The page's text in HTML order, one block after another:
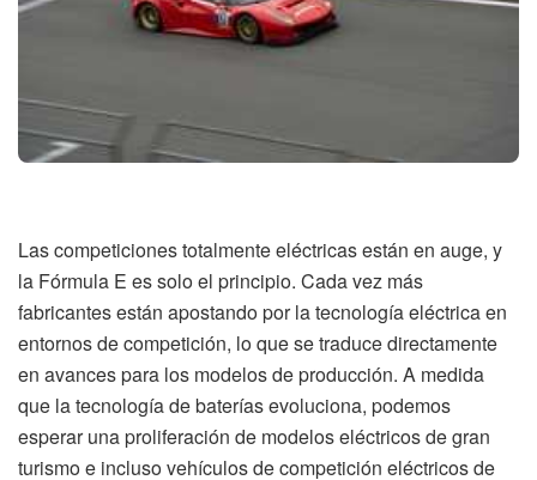
Las competiciones totalmente eléctricas están en auge, y
la Fórmula E es solo el principio. Cada vez más
fabricantes están apostando por la tecnología eléctrica en
entornos de competición, lo que se traduce directamente
en avances para los modelos de producción. A medida
que la tecnología de baterías evoluciona, podemos
esperar una proliferación de modelos eléctricos de gran
turismo e incluso vehículos de competición eléctricos de